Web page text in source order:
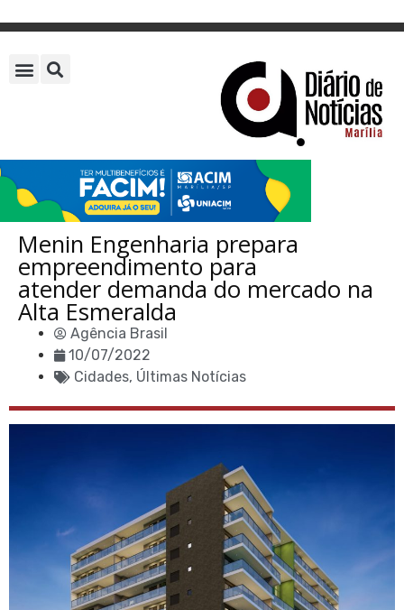
Menin Engenharia prepara
empreendimento para
atender demanda do mercado na
Alta Esmeralda
Agência Brasil
10/07/2022
Cidades, Últimas Notícias